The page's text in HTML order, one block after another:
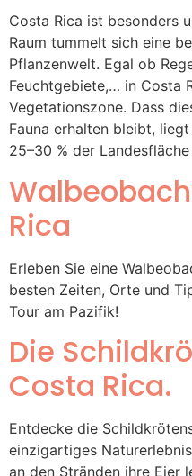
Costa Rica ist besonders
Raum tummelt sich eine
Pflanzenwelt. Egal ob
Feuchtgebiete,… in Costa
Vegetationszone. Dass
Fauna erhalten bleibt,
25–30 % der
Rica
Erleben Sie eine
besten Zeiten, Orte und
Tour am Pazifik!
Die
Costa Rica.
Entdecke die
einzigartiges
an den Stränden ihre Eier